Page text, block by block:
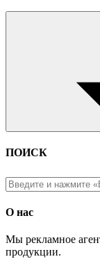
ПОИСК
О нас
Мы рекламное
продукции.